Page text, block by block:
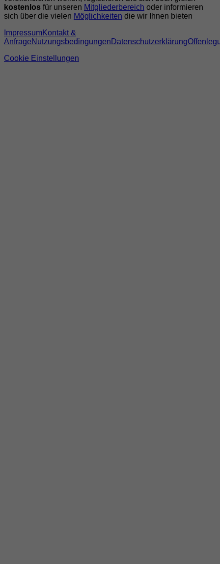
kostenlos für unseren Mitgliederbereich oder informieren
sich über die vielen Möglichkeiten die wir Ihnen bieten
ImpressumKontakt &
AnfrageNutzungsbedingungen Datenschutzerklärung
Cookie Einstellungen